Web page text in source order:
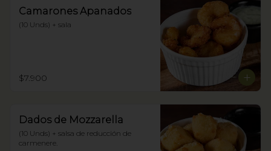
Camarones Apanados
(10 Unds) + sala
$7.900
Dados de Mozzarella
(10 Unds) + salsa de reducción de
carmenere.